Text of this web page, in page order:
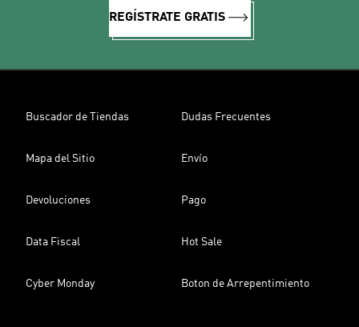
REGÍSTRATE GRATIS
Buscador de Tiendas Dudas Frecuentes
Mapa del Sitio Envío
Devoluciones Pago
Data Fiscal Hot Sale
Cyber Monday Boton de Arrepentimiento